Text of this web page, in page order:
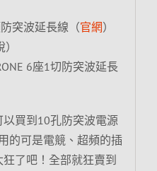
突波延長線（官網）
6座1切防突波延長
買到10孔防突波電源
的可是電競、超頻的插
了吧！全部就狂賣到